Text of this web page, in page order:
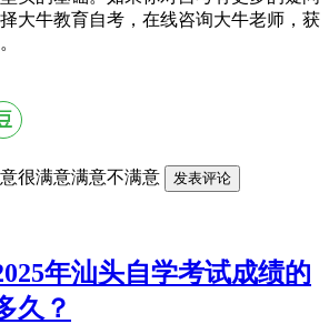
大牛教育自考，在线咨询大牛老师，获
很满意满意不满意
年汕头自学考试成绩的
久？